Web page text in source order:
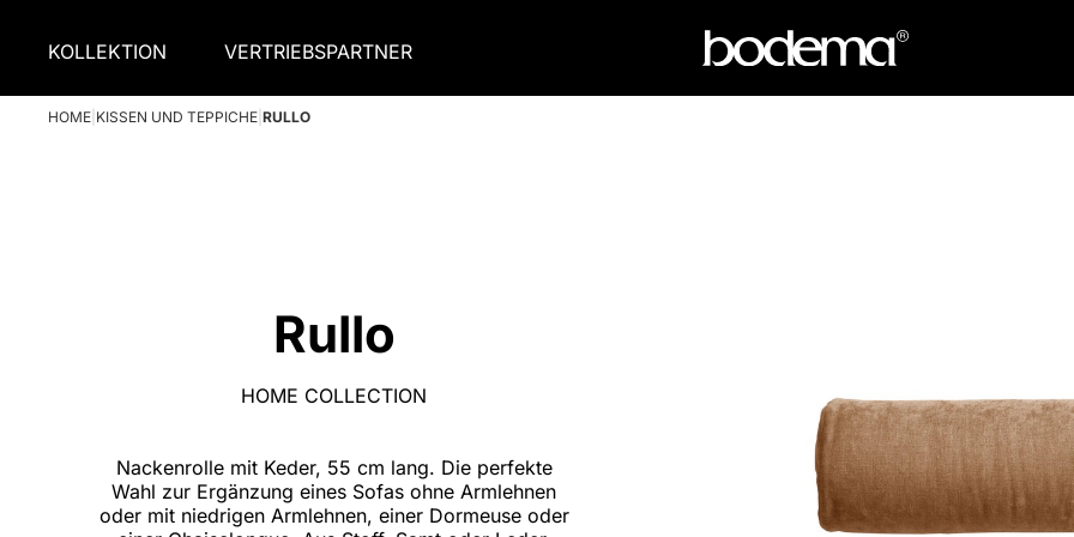
KOLLEKTION VERTRIEBSPARTNER
HOME KISSEN UND TEPPICHE RULLO
Rullo
HOME COLLECTION
Nackenrolle mit Keder, 55 cm lang. Die perfekte
Wahl zur Ergänzung eines Sofas ohne Armlehnen
oder mit niedrigen Armlehnen, einer Dormeuse oder